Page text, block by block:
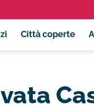
Città coperte